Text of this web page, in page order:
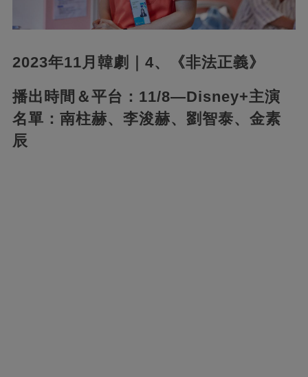
2023年11月韓劇｜4、《非法正義》
播出時間＆平台：11/8—Disney+主演
名單：南柱赫、李浚赫、劉智泰、金素
辰